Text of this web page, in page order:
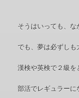
そうはいっても、な
でも、夢は必ずしも
漢検や英検で２級を
部活でレギュラーに